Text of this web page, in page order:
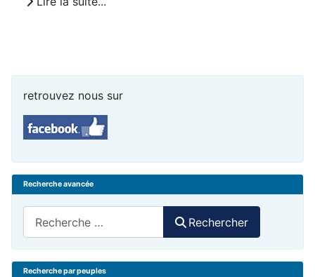
retrouvez nous sur
Recherche avancée
Rechercher
Recherche par peuples